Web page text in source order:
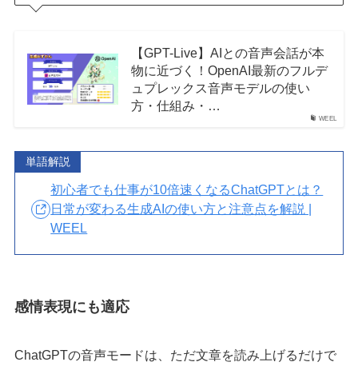
WEEL
【GPT-Live】AIとの音声会話が本
物に近づく！OpenAI最新のフルデ
ュプレックス音声モデルの使い
方・仕組み・…
単語解説
初心者でも仕事が10倍速くなるChatGPTとは？
日常が変わる生成AIの使い方と注意点を解説 |
WEEL
感情表現にも適応
ChatGPTの音声モードは、ただ文章を読み上げるだけで